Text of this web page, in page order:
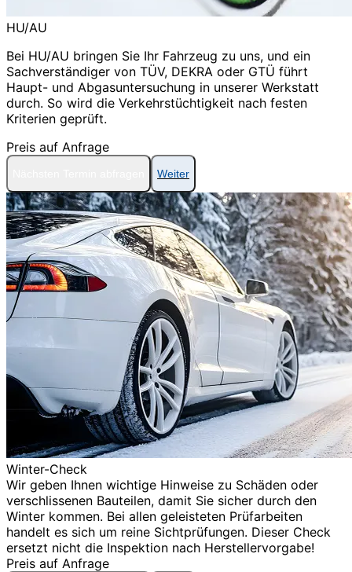
HU/AU
Bei HU/AU bringen Sie Ihr Fahrzeug zu uns, und ein
Sachverständiger von TÜV, DEKRA oder GTÜ führt
Haupt- und Abgasuntersuchung in unserer Werkstatt
durch. So wird die Verkehrstüchtigkeit nach festen
Kriterien geprüft.
Preis auf Anfrage
Weiter
Winter-Check
Wir geben Ihnen wichtige Hinweise zu Schäden oder
verschlissenen Bauteilen, damit Sie sicher durch den
Winter kommen. Bei allen geleisteten Prüfarbeiten
handelt es sich um reine Sichtprüfungen. Dieser Check
ersetzt nicht die Inspektion nach Herstellervorgabe!
Preis auf Anfrage